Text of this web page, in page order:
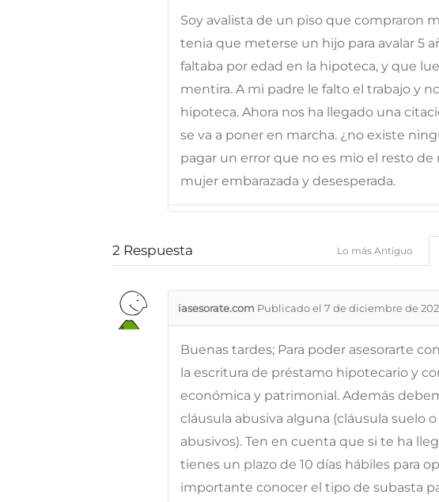
Soy avalista de un piso que compraron
tenia que meterse un hijo para avalar 5
faltaba por edad en la hipoteca, y que
mentira. A mi padre le falto el trabajo y
hipoteca. Ahora nos ha llegado una
se va a poner en marcha. ¿no existe
pagar un error que no es mio el resto de
mujer embarazada y desesperada.
2 Respuesta Lo más Antiguo
iasesorate.com Publicado el 7 de diciembre de
Buenas tardes; Para poder asesorarte
la escritura de préstamo hipotecario y
económica y patrimonial. Además
cláusula abusiva alguna (cláusula suelo
abusivos). Ten en cuenta que si te ha
tienes un plazo de 10 días hábiles para
importante conocer el tipo de subasta